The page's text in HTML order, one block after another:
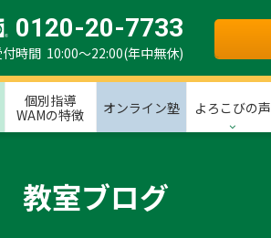
0120-20-7733
付時間 10:00～22:00(年中無休)
個別指導
WAMの特徴
オンライン塾 よろこびの声
教室ブログ